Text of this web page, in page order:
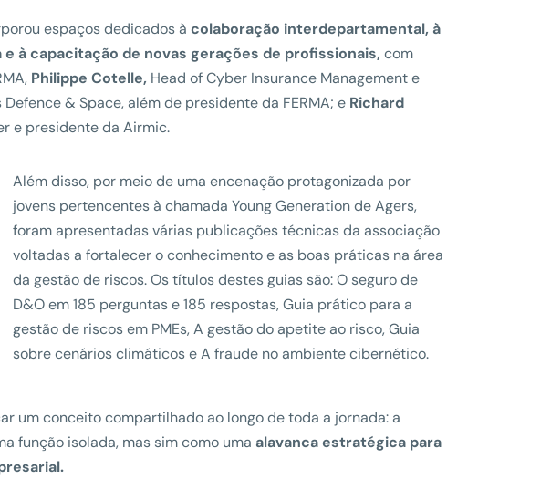
espaços dedicados àcolaboração interdepartamental, à
à capacitação de novas gerações de profissionais, com
Philippe Cotelle, Head of Cyber Insurance Management e
& Space, além de presidente da FERMA; e Richard
e presidente da Airmic.
Além disso, por meio de uma encenação protagonizada por
jovens pertencentes à chamada Young Generation de Agers,
foram apresentadas várias publicações técnicas da associação
voltadas a fortalecer o conhecimento e as boas práticas na área
da gestão de riscos. Os títulos destes guias são: O seguro de
D&O em 185 perguntas e 185 respostas, Guia prático para a
gestão de riscos em PMEs, A gestão do apetite ao risco, Guia
sobre cenários climáticos e A fraude no ambiente cibernético.
um conceito compartilhado ao longo de toda a jornada: a
função isolada, mas sim como uma alavanca estratégica para